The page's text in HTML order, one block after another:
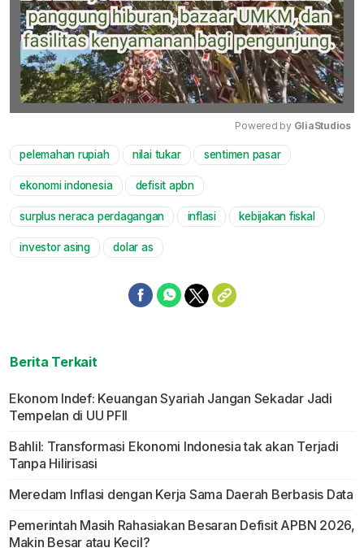
Powered by GliaStudios
pelemahan rupiah nilai tukar sentimen pasar
ekonomi indonesia defisit apbn
surplus neraca perdagangan inflasi kebijakan fiskal
investor asing dolar as
Berita Terkait
Ekonom Indef: Keuangan Syariah Jangan Sekadar Jadi
Tempelan di UU PFII
Bahlil: Transformasi Ekonomi Indonesia tak akan Terjadi
Tanpa Hilirisasi
Meredam Inflasi dengan Kerja Sama Daerah Berbasis Data
Pemerintah Masih Rahasiakan Besaran Defisit APBN 2026,
Makin Besar atau Kecil?